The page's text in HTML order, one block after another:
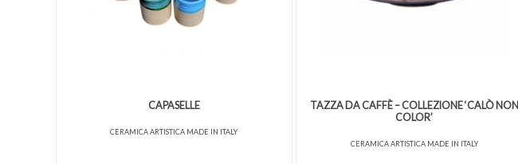
CAPASELLE
CERAMICA ARTISTICA MADE IN ITALY
TAZZA DA CAFFÈ – COLLEZIONE ‘CALÒ NON
COLOR’
CERAMICA ARTISTICA MADE IN ITALY